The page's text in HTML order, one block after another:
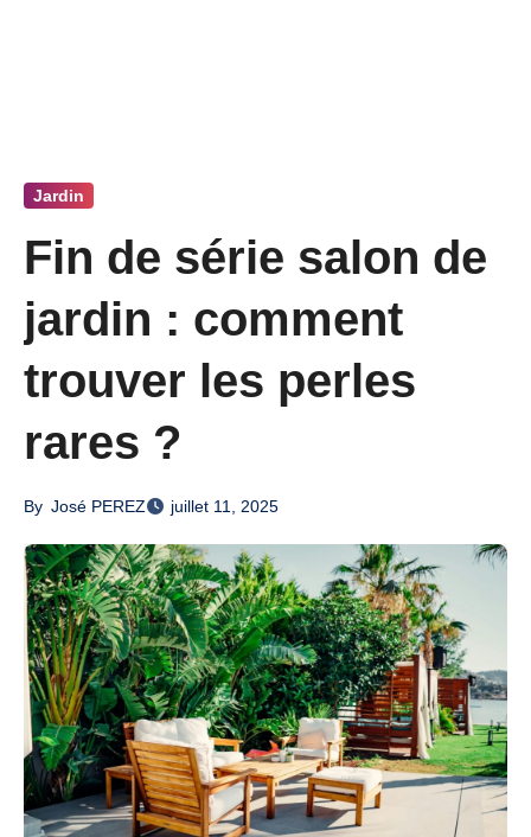
Jardin
Fin de série salon de
jardin : comment
trouver les perles
rares ?
By José PEREZ juillet 11, 2025